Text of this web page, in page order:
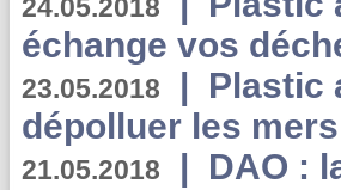
24.05.2018
échange vos
23.05.2018 | Plastic
dépolluer les
21.05.2018 | DAO :